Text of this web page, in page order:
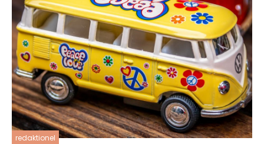
redaktionel